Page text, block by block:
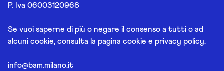
P. Iva 06003120968
Se vuoi saperne di più o negare il consenso a tutti o ad
alcuni cookie, consulta la pagina cookie e privacy policy.
info@bam.milano.it